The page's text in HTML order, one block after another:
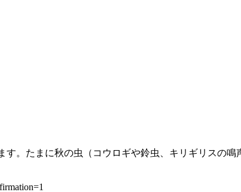
。たまに秋の虫（コウロギや鈴虫、キリギリスの鳴